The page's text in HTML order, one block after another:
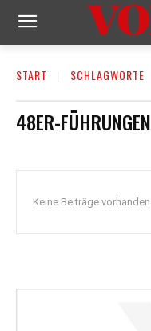
START SCHLAGWORTE
48ER-FÜHRUNGEN
Keine Beiträge vorhanden